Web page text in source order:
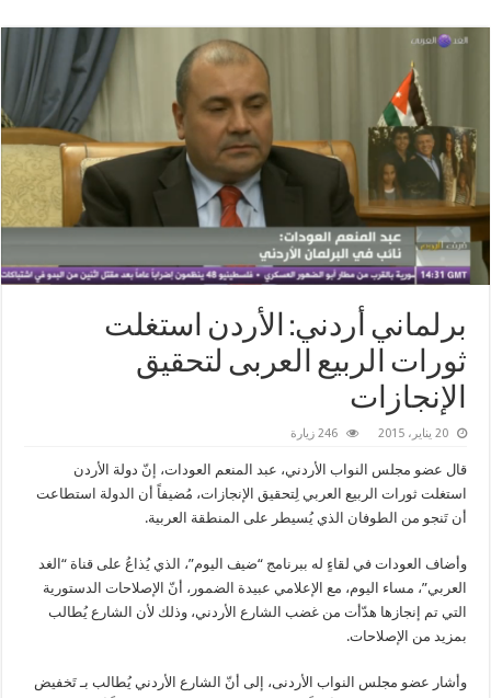
برلماني أردني: الأردن استغلت
ثورات الربيع العربى لتحقيق
الإنجازات
20 يناير، 2015 246 زيارة
قال عضو مجلس النواب الأردني، عبد المنعم العودات، إنّ دولة الأردن
استغلت ثورات الربيع العربي لِتحقيق الإنجازات، مُضيفاً أن الدولة استطاعت
أن تَنجو من الطوفان الذي يُسيطر على المنطقة العربية.
وأضاف العودات في لقاءٍ له ببرنامج “ضيف اليوم”، الذي يُذاعُ على قناة “الغد
العربي”، مساء اليوم، مع الإعلامي عبيدة الضمور، أنّ الإصلاحات الدستورية
التي تم إنجازها هدّأت من غضب الشارع الأردني، وذلك لأن الشارع يُطالب
بمزيد من الإصلاحات.
وأشار عضو مجلس النواب الأردنى، إلى أنّ الشارع الأردني يُطالب بـ تَخفيض